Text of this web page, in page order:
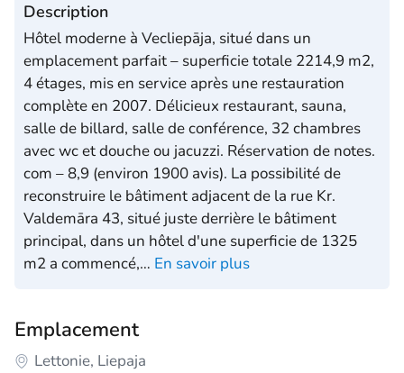
Description
Hôtel moderne à Vecliepāja, situé dans un
emplacement parfait – superficie totale 2214,9 m2,
4 étages, mis en service après une restauration
complète en 2007. Délicieux restaurant, sauna,
salle de billard, salle de conférence, 32 chambres
avec wc et douche ou jacuzzi. Réservation de notes.
com – 8,9 (environ 1900 avis). La possibilité de
reconstruire le bâtiment adjacent de la rue Kr.
Valdemāra 43, situé juste derrière le bâtiment
principal, dans un hôtel d'une superficie de 1325
m2 a commencé,… En savoir plus
Emplacement
Lettonie, Liepaja